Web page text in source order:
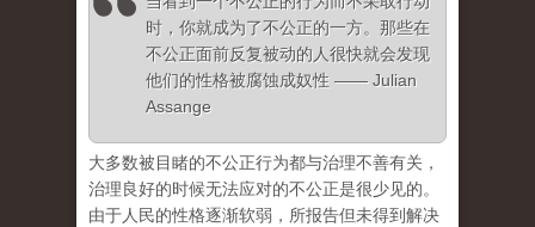
时，你就成为了不公正的一方。那些在
不公正面前反复被动的人很快就会发现
他们的性格被腐蚀成奴性 —— Julian
Assange
大多数被目睹的不公正行为都与治理不善有关，
治理良好的时候无法应对的不公正是很少见的。
由于人民的性格逐渐软弱，所报告但未得到解决